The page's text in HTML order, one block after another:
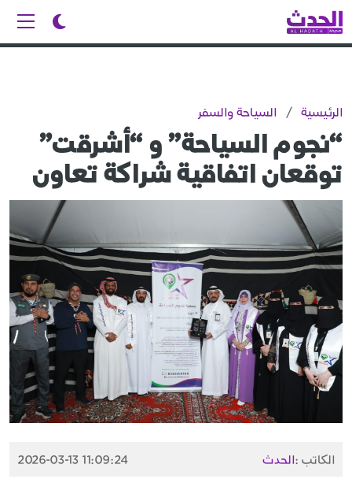
الرئيسية / السياحة والسفر
“نجوم السياحة” و “أشرقت”
توقعان اتفاقية شراكة تعاون
الكاتب :الحدث 2026-03-13 11:09:24